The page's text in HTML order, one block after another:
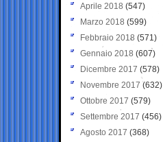
Aprile 2018 (547)
Marzo 2018 (599)
Febbraio 2018 (571)
Gennaio 2018 (607)
Dicembre 2017 (578)
Novembre 2017 (632)
Ottobre 2017 (579)
Settembre 2017 (456)
Agosto 2017 (368)